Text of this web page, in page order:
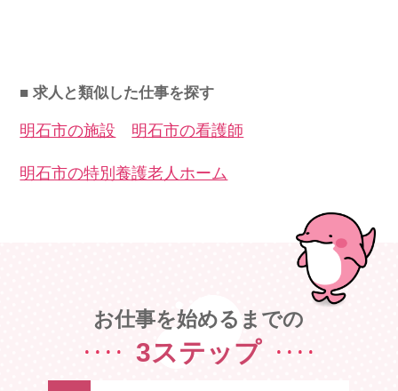
■ 求人と類似した仕事を探す
明石市の施設 明石市の看護師
明石市の特別養護老人ホーム
お仕事を始めるまでの
3ステップ